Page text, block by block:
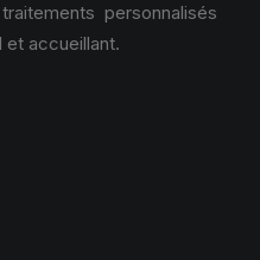
personnalisés
et accueillant.